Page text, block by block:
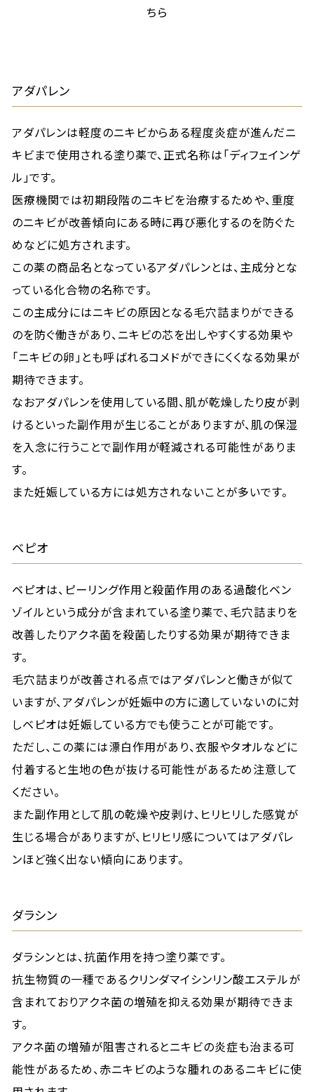
ちら
アダパレン
アダパレンは軽度のニキビからある程度炎症が進んだニ
キビまで使用される塗り薬で、正式名称は「ディフェインゲ
ル」です。
医療機関では初期段階のニキビを治療するためや、重度
のニキビが改善傾向にある時に再び悪化するのを防ぐた
めなどに処方されます。
この薬の商品名となっているアダパレンとは、主成分とな
っている化合物の名称です。
この主成分にはニキビの原因となる毛穴詰まりができる
のを防ぐ働きがあり、ニキビの芯を出しやすくする効果や
「ニキビの卵」とも呼ばれるコメドができにくくなる効果が
期待できます。
なおアダパレンを使用している間、肌が乾燥したり皮が剥
けるといった副作用が生じることがありますが、肌の保湿
を入念に行うことで副作用が軽減される可能性がありま
す。
また妊娠している方には処方されないことが多いです。
ベピオ
ベピオは、ピーリング作用と殺菌作用のある過酸化ベン
ゾイルという成分が含まれている塗り薬で、毛穴詰まりを
改善したりアクネ菌を殺菌したりする効果が期待できま
す。
毛穴詰まりが改善される点ではアダパレンと働きが似て
いますが、アダパレンが妊娠中の方に適していないのに対
しベピオは妊娠している方でも使うことが可能です。
ただし、この薬には漂白作用があり、衣服やタオルなどに
付着すると生地の色が抜ける可能性があるため注意して
ください。
また副作用として肌の乾燥や皮剥け、ヒリヒリした感覚が
生じる場合がありますが、ヒリヒリ感についてはアダパレ
ンほど強く出ない傾向にあります。
ダラシン
ダラシンとは、抗菌作用を持つ塗り薬です。
抗生物質の一種であるクリンダマイシンリン酸エステルが
含まれておりアクネ菌の増殖を抑える効果が期待できま
す。
アクネ菌の増殖が阻害されるとニキビの炎症も治まる可
能性があるため、赤ニキビのような腫れのあるニキビに使